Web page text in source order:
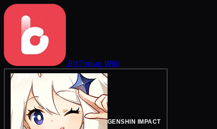
BitTopup Wiki
GENSHIN IMPACT